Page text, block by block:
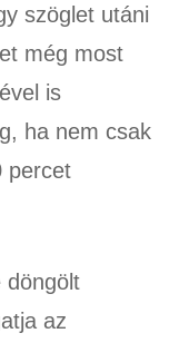
szöglet utáni
még most
is
ha nem csak
percet
döngölt
az